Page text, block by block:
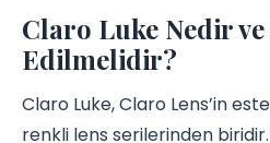
Claro Luke Nedir
Edilmelidir?
Claro Luke, Claro Lens’in
renkli lens serilerinden